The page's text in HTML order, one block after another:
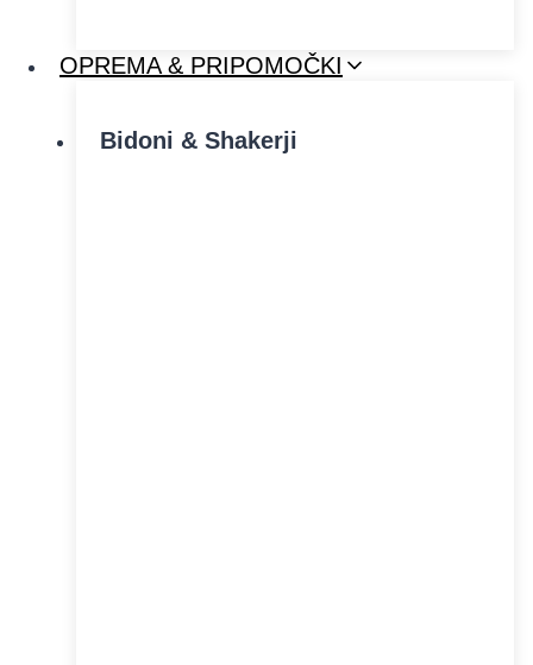
OPREMA & PRIPOMOČKI
Bidoni & Shakerji